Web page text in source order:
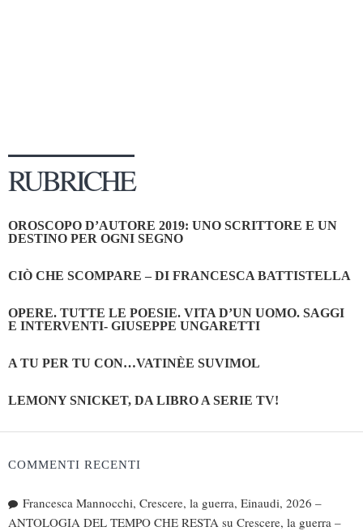
Tabù Festival 2014
A Tutto Volume
Marketing
RUBRICHE
OROSCOPO D’AUTORE 2019: UNO SCRITTORE E UN
DESTINO PER OGNI SEGNO
CIÒ CHE SCOMPARE – DI FRANCESCA BATTISTELLA
OPERE. TUTTE LE POESIE. VITA D’UN UOMO. SAGGI
E INTERVENTI- GIUSEPPE UNGARETTI
A TU PER TU CON…VATINÈE SUVIMOL
LEMONY SNICKET, DA LIBRO A SERIE TV!
COMMENTI RECENTI
Francesca Mannocchi, Crescere, la guerra, Einaudi, 2026 –
ANTOLOGIA DEL TEMPO CHE RESTA su Crescere, la guerra –